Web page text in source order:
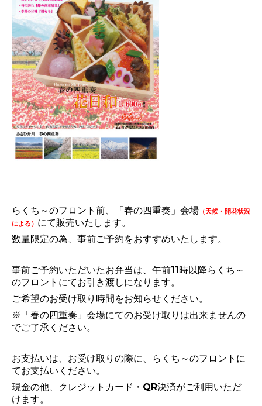
らくち～のフロント前、「春の四重奏」会場 （天候・開花状況
による） にて販売いたします。
数量限定の為、事前ご予約をおすすめいたします。
事前ご予約いただいたお弁当は、午前11時以降らくち～
のフロントにてお引き渡しになります。
ご希望のお受け取り時間をお知らせください。
※「春の四重奏」会場にてのお受け取りは出来ませんの
でご了承ください。
お支払いは、お受け取りの際に、らくち～のフロントに
てお支払いください。
現金の他、クレジットカード・QR決済がご利用いただ
けます。